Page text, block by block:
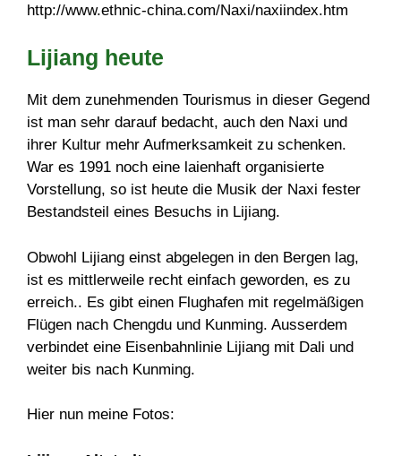
http://www.ethnic-china.com/Naxi/naxiindex.htm
Lijiang heute
Mit dem zunehmenden Tourismus in dieser Gegend
ist man sehr darauf bedacht, auch den Naxi und
ihrer Kultur mehr Aufmerksamkeit zu schenken.
War es 1991 noch eine laienhaft organisierte
Vorstellung, so ist heute die Musik der Naxi fester
Bestandsteil eines Besuchs in Lijiang.
Obwohl Lijiang einst abgelegen in den Bergen lag,
ist es mittlerweile recht einfach geworden, es zu
erreich.. Es gibt einen Flughafen mit regelmäßigen
Flügen nach Chengdu und Kunming. Ausserdem
verbindet eine Eisenbahnlinie Lijiang mit Dali und
weiter bis nach Kunming.
Hier nun meine Fotos: